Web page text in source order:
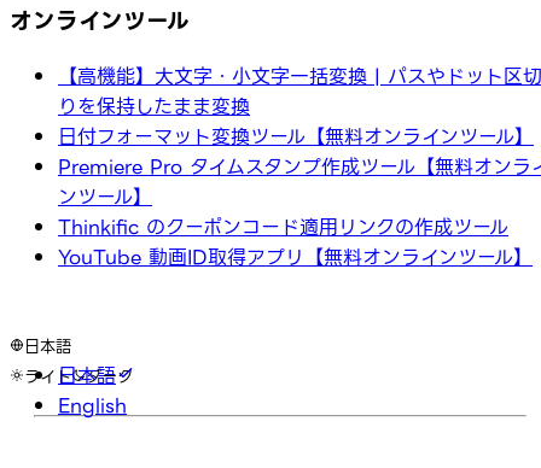
オンラインツール
【高機能】大文字・小文字一括変換 | パスやドット区切
りを保持したまま変換
日付フォーマット変換ツール【無料オンラインツール】
Premiere Pro タイムスタンプ作成ツール【無料オンラ
ンツール】
Thinkific のクーポンコード適用リンクの作成ツール
YouTube 動画ID取得アプリ【無料オンラインツール】
日本語
日本語
English
ライト ダーク